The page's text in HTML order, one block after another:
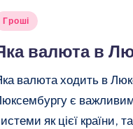
Гроші
валюта в
валюта ходить в
є
як цієї країни,